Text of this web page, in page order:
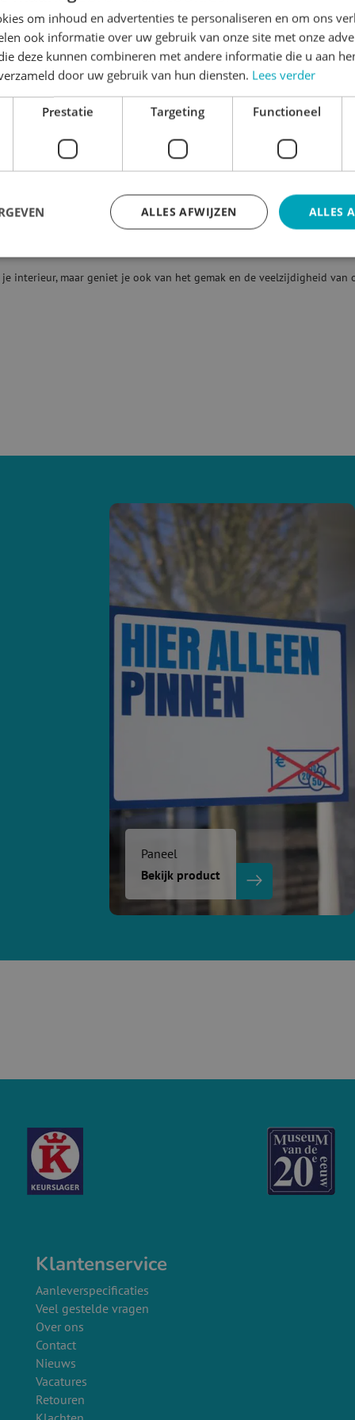
een geheel nieuwe dimensie geven aan je interieur. Deze cirkels
Of je nu gaat voor een opvallende DOT-print of de
is uiterst eenvoudig, waardoor je flexibel bent in het creëren
behangcirkel aanbrengt. Voor muren met siliconen in de verf
omgeving tussen de 10 en 32 graden Celsius ligt bij het
interieur, maar geniet je ook van het gemak en de veelzijdigheid van
Paneel
Bekijk product
Klantenservice
Aanleverspecificaties
Veel gestelde vragen
Over ons
Contact
Nieuws
Vacatures
Retouren
om inhoud en advertenties te personaliseren en om ons
ook informatie over uw gebruik van onze site met onze
deze kunnen combineren met andere informatie die u aan
door uw gebruik van hun diensten. Lees verder
Prestatie Targeting
Functioneel
ALLES
ALLES AFWIJZEN